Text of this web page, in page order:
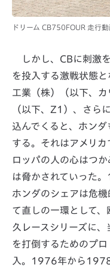
ドリーム CB750FOUR 走行動
しかし、CBに刺激
を投入する激戦状態
工業（株）（以下、
（以下、Z1）、さら
込んでくると、ホン
する。それはアメリ
ロッパの人の心はつ
は脅かされていった
ホンダのシェアは危
て直しの一環として
久レースシリーズに
を打倒するためのプ
入。1976年から